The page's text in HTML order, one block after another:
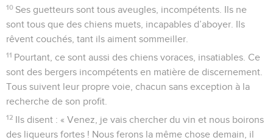
10 Ses guetteurs sont tous aveugles, incompétents. Ils ne
sont tous que des chiens muets, incapables d’aboyer. Ils
rêvent couchés, tant ils aiment sommeiller.
11 Pourtant, ce sont aussi des chiens voraces, insatiables. Ce
sont des bergers incompétents en matière de discernement.
Tous suivent leur propre voie, chacun sans exception à la
recherche de son profit.
12 Ils disent : « Venez, je vais chercher du vin et nous boirons
des liqueurs fortes ! Nous ferons la même chose demain, il